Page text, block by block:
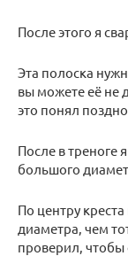
После этого я
Эта полоска
вы можете её не
это понял
После в треноге
большого
По центру
диаметра, чем
проверил, чтобы